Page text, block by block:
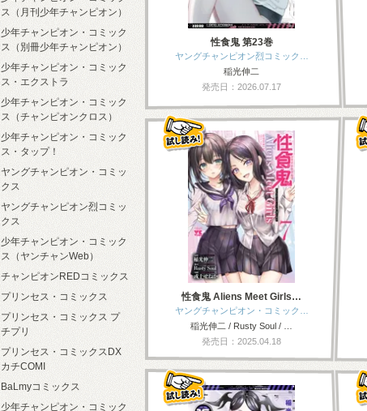
性食鬼 第23巻
ヤングチャンピオン烈コミック…
稲光伸二
発売日：2026.07.17
性食鬼 Aliens Meet Girls…
ヤングチャンピオン・コミック…
稲光伸二 / Rusty Soul / …
発売日：2025.04.18
ス（月刊少年チャンピオン）
少年チャンピオン・コミック
ス（別冊少年チャンピオン）
少年チャンピオン・コミック
ス・エクストラ
少年チャンピオン・コミック
ス（チャンピオンクロス）
少年チャンピオン・コミック
ス・タップ！
ヤングチャンピオン・コミッ
クス
ヤングチャンピオン烈コミッ
クス
少年チャンピオン・コミック
ス（ヤンチャンWeb）
チャンピオンREDコミックス
プリンセス・コミックス
プリンセス・コミックス プ
チプリ
プリンセス・コミックスDX
カチCOMI
BaLmyコミックス
少年チャンピオン・コミック